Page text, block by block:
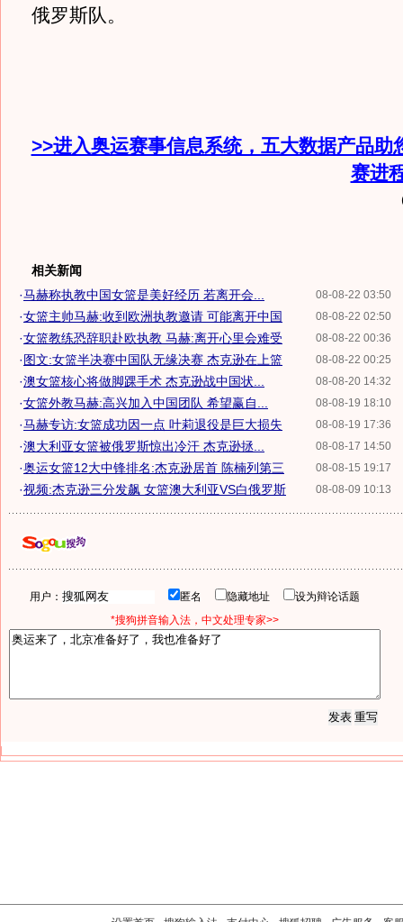
俄罗斯队。
>>进入奥运赛事信息系统，五大数据产品助
赛进
相关新闻
08-08-22 03:50
·马赫称执教中国女篮是美好经历 若离开会...
08-08-22 02:50
·女篮主帅马赫:收到欧洲执教邀请 可能离开中国
08-08-22 00:36
·女篮教练恐辞职赴欧执教 马赫:离开心里会难受
08-08-22 00:25
·图文:女篮半决赛中国队无缘决赛 杰克逊在上篮
08-08-20 14:32
·澳女篮核心将做脚踝手术 杰克逊战中国状...
08-08-19 18:10
·女篮外教马赫:高兴加入中国团队 希望赢自...
08-08-19 17:36
·马赫专访:女篮成功因一点 叶莉退役是巨大损失
08-08-17 14:50
·澳大利亚女篮被俄罗斯惊出冷汗 杰克逊拯...
08-08-15 19:17
·奥运女篮12大中锋排名:杰克逊居首 陈楠列第三
08-08-09 10:13
·视频:杰克逊三分发飙 女篮澳大利亚VS白俄罗斯
用户： 匿名 隐藏地址
设为辩论话题
*搜狗拼音输入法，中文处理专家>>